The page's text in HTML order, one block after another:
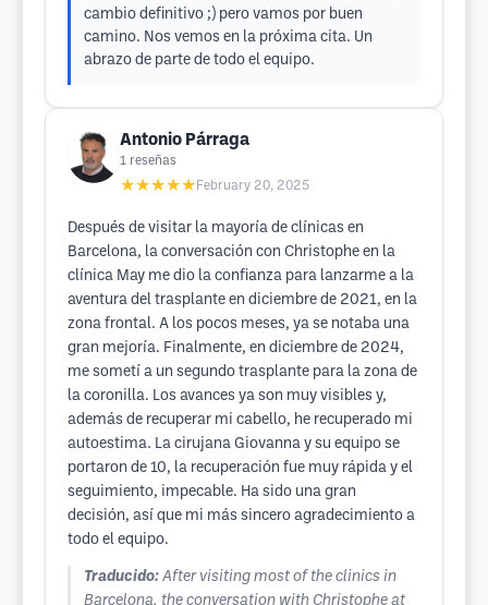
cambio definitivo ;) pero vamos por buen
camino. Nos vemos en la próxima cita. Un
abrazo de parte de todo el equipo.
Antonio Párraga
1 reseñas
★★★★★ February 20, 2025
Después de visitar la mayoría de clínicas en
Barcelona, la conversación con Christophe en la
clínica May me dio la confianza para lanzarme a la
aventura del trasplante en diciembre de 2021, en la
zona frontal. A los pocos meses, ya se notaba una
gran mejoría. Finalmente, en diciembre de 2024,
me sometí a un segundo trasplante para la zona de
la coronilla. Los avances ya son muy visibles y,
además de recuperar mi cabello, he recuperado mi
autoestima. La cirujana Giovanna y su equipo se
portaron de 10, la recuperación fue muy rápida y el
seguimiento, impecable. Ha sido una gran
decisión, así que mi más sincero agradecimiento a
todo el equipo.
Traducido: After visiting most of the clinics in
Barcelona, ​​the conversation with Christophe at